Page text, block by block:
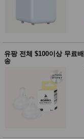
유팡 전체 $100이상 무료배
송